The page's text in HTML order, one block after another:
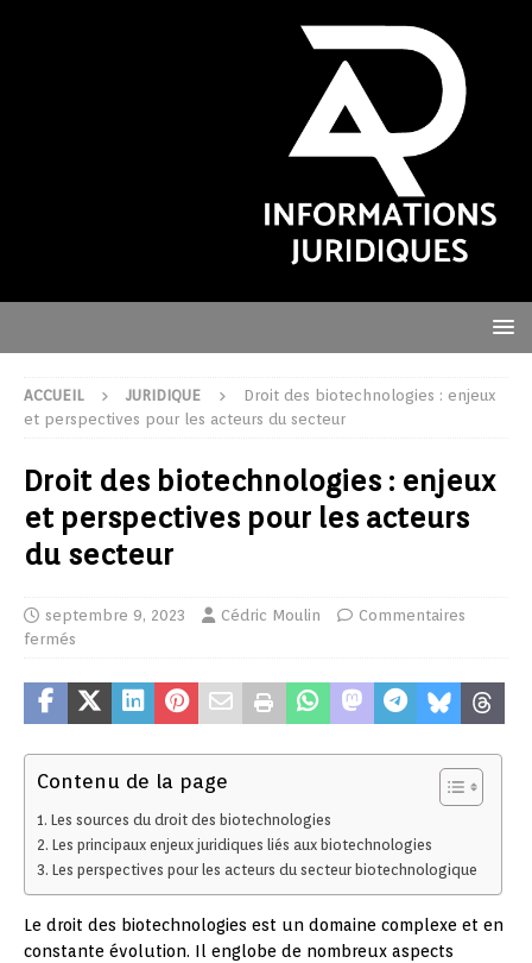
ACCUEIL JURIDIQUE
Droit des biotechnologies : enjeux
et perspectives pour les acteurs du secteur
Droit des biotechnologies : enjeux
et perspectives pour les acteurs
du secteur
septembre 9, 2023 Cédric Moulin
Commentaires
fermés
Contenu de la page
Les sources du droit des biotechnologies
Les principaux enjeux juridiques liés aux biotechnologies
Les perspectives pour les acteurs du secteur biotechnologique
Le droit des biotechnologies est un domaine complexe et en
constante évolution. Il englobe de nombreux aspects